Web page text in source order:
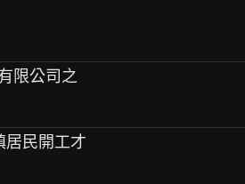
限公司之
居民開工才